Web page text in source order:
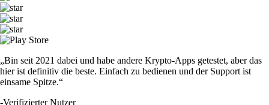
„Bin seit 2021 dabei und habe andere Krypto-Apps getestet, aber das
hier ist definitiv die beste. Einfach zu bedienen und der Support ist
einsame Spitze.“
-Verifizierter Nutzer